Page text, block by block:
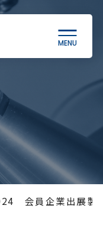
MENU
会員企業出展製